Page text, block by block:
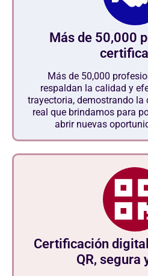
Más de 50,000
Más de 50,000
respaldan la calidad y
trayectoria, demostrando
real que brindamos para
abrir nuevas
Certificación
QR, segura